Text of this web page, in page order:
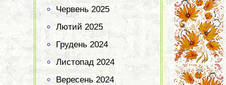
Червень 2025
Лютий 2025
Грудень 2024
Листопад 2024
Вересень 2024